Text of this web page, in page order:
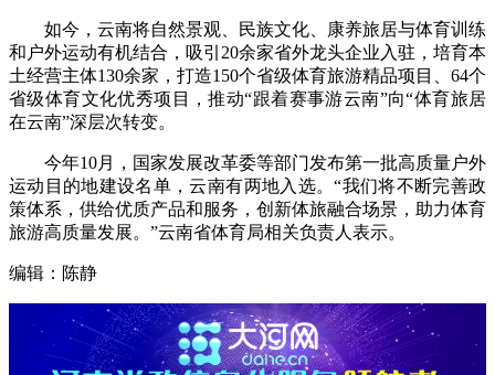
如今，云南将自然景观、民族文化、康养旅居与体育训练
和户外运动有机结合，吸引20余家省外龙头企业入驻，培育本
土经营主体130余家，打造150个省级体育旅游精品项目、64个
省级体育文化优秀项目，推动“跟着赛事游云南”向“体育旅居
在云南”深层次转变。
今年10月，国家发展改革委等部门发布第一批高质量户外
运动目的地建设名单，云南有两地入选。“我们将不断完善政
策体系，供给优质产品和服务，创新体旅融合场景，助力体育
旅游高质量发展。”云南省体育局相关负责人表示。
编辑：陈静